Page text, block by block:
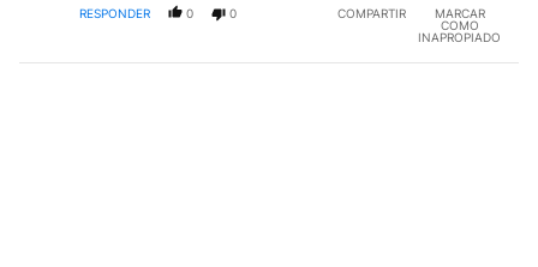
provincias afines y nada a las otras para que esos
por todo AHORA...YA... Apoyemos a que Alberto llame
a la oposición y cambie de socio politico. Pidamos que
RESPONDER 0 0 COMPARTIR
MARCAR
COMO
INAPROPIADO